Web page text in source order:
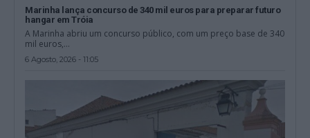
Marinha lança concurso de 340 mil euros para preparar futuro
hangar em Tróia
A Marinha abriu um concurso público, com um preço base de 340
mil euros,...
6 Agosto, 2026 - 11:05